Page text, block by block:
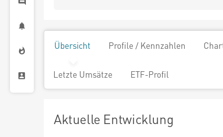
Übersicht Profile / Kennzahlen
Letzte Umsätze ETF-Profil
Aktuelle Entwicklung